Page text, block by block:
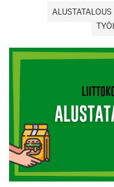
ALUSTATALOUS